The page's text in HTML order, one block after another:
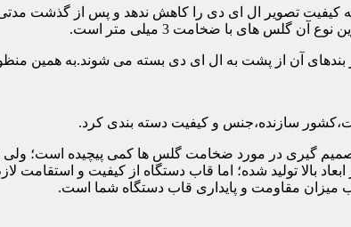
تصویر ال ای دی را کاهش ندهد و پس از گذشت مدتی
های با ضخامت 3 میلی متر است.
بندهای آن از پشت به ال ای دی بسته می شوند.به همین
سازنده،جنس و کیفیت دسته بندی کرد.
3 میلی متر بسیار رایج است.تصمیم گیری در مورد ضخامت گلس ها کمی
ابعاد بالا تولید شده؛ اما قاب دستگاه از کیفیت و
میزان مقاومت و پایداری قاب دستگاه شما است.